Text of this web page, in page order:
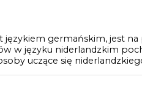
językiem germańskim, jest
w języku niderlandzkim
uczące się